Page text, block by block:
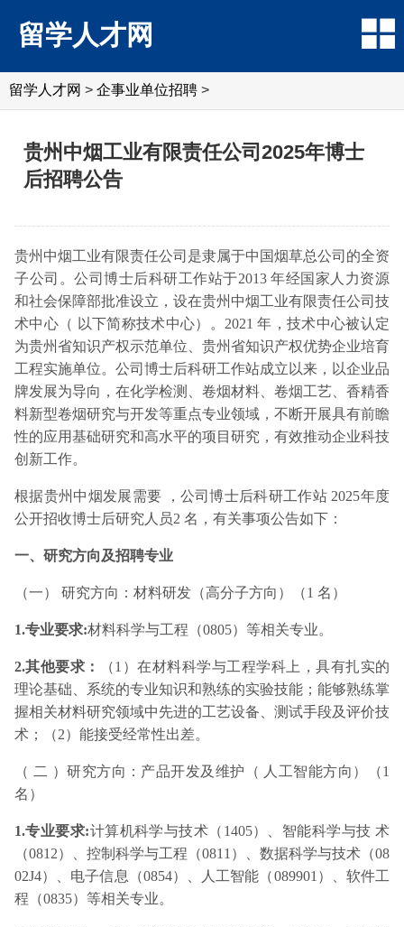
留学人才网
留学人才网 > 企事业单位招聘 >
贵州中烟工业有限责任公司2025年博士
后招聘公告
贵州中烟工业有限责任公司是隶属于中国烟草总公司的全资
子公司。公司博士后科研工作站于2013 年经国家人力资源
和社会保障部批准设立，设在贵州中烟工业有限责任公司技
术中心（ 以下简称技术中心）。2021 年，技术中心被认定
为贵州省知识产权示范单位、贵州省知识产权优势企业培育
工程实施单位。公司博士后科研工作站成立以来，以企业品
牌发展为导向，在化学检测、卷烟材料、卷烟工艺、香精香
料新型卷烟研究与开发等重点专业领域，不断开展具有前瞻
性的应用基础研究和高水平的项目研究，有效推动企业科技
创新工作。
根据贵州中烟发展需要 ，公司博士后科研工作站 2025年度
公开招收博士后研究人员2 名，有关事项公告如下：
一、研究方向及招聘专业
（一） 研究方向：材料研发（高分子方向）（1 名）
1.专业要求:材料科学与工程（0805）等相关专业。
2.其他要求：
（1）在材料科学与工程学科上，具有扎实的
理论基础、系统的专业知识和熟练的实验技能；能够熟练掌
握相关材料研究领域中先进的工艺设备、测试手段及评价技
术；（2）能接受经常性出差。
（ 二 ）研究方向：产品开发及维护（ 人工智能方向）（1
名）
1.专业要求:计算机科学与技术（1405）、智能科学与技 术
（0812）、控制科学与工程（0811）、数据科学与技术（08
02J4）、电子信息（0854）、人工智能（089901）、软件工
程（0835）等相关专业。